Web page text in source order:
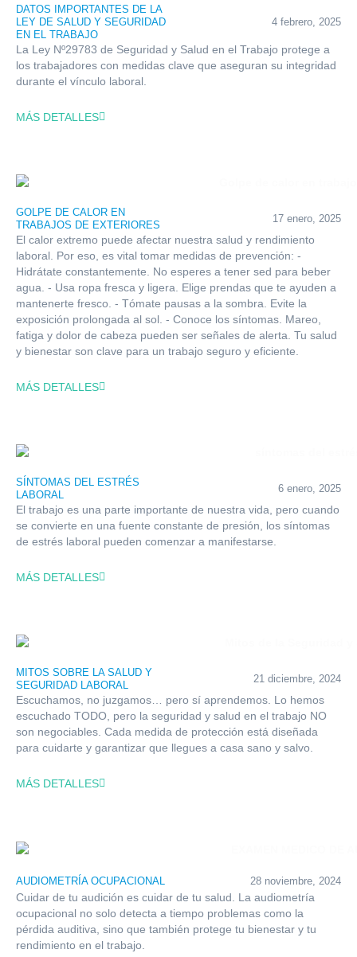
DATOS IMPORTANTES DE LA
LEY DE SALUD Y SEGURIDAD
EN EL TRABAJO
4 febrero, 2025
La Ley Nº29783 de Seguridad y Salud en el Trabajo protege a
los trabajadores con medidas clave que aseguran su integridad
durante el vínculo laboral.
MÁS DETALLES
GOLPE DE CALOR EN
TRABAJOS DE EXTERIORES
17 enero, 2025
El calor extremo puede afectar nuestra salud y rendimiento
laboral. Por eso, es vital tomar medidas de prevención: -
Hidrátate constantemente. No esperes a tener sed para beber
agua. - Usa ropa fresca y ligera. Elige prendas que te ayuden a
mantenerte fresco. - Tómate pausas a la sombra. Evite la
exposición prolongada al sol. - Conoce los síntomas. Mareo,
fatiga y dolor de cabeza pueden ser señales de alerta. Tu salud
y bienestar son clave para un trabajo seguro y eficiente.
MÁS DETALLES
SÍNTOMAS DEL ESTRÉS
LABORAL
6 enero, 2025
El trabajo es una parte importante de nuestra vida, pero cuando
se convierte en una fuente constante de presión, los síntomas
de estrés laboral pueden comenzar a manifestarse.
MÁS DETALLES
MITOS SOBRE LA SALUD Y
SEGURIDAD LABORAL
21 diciembre, 2024
Escuchamos, no juzgamos… pero sí aprendemos. Lo hemos
escuchado TODO, pero la seguridad y salud en el trabajo NO
son negociables. Cada medida de protección está diseñada
para cuidarte y garantizar que llegues a casa sano y salvo.
MÁS DETALLES
AUDIOMETRÍA OCUPACIONAL 28 noviembre, 2024
Cuidar de tu audición es cuidar de tu salud. La audiometría
ocupacional no solo detecta a tiempo problemas como la
pérdida auditiva, sino que también protege tu bienestar y tu
rendimiento en el trabajo.